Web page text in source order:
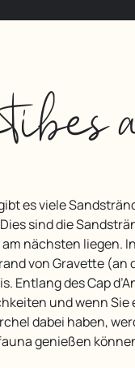
sind die
nächsten liegen.
von Gravette (an
Entlang des Cap
und wenn
dabei haben,
genießen